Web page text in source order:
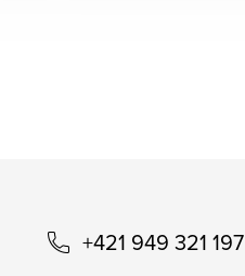
+421 949 321 197